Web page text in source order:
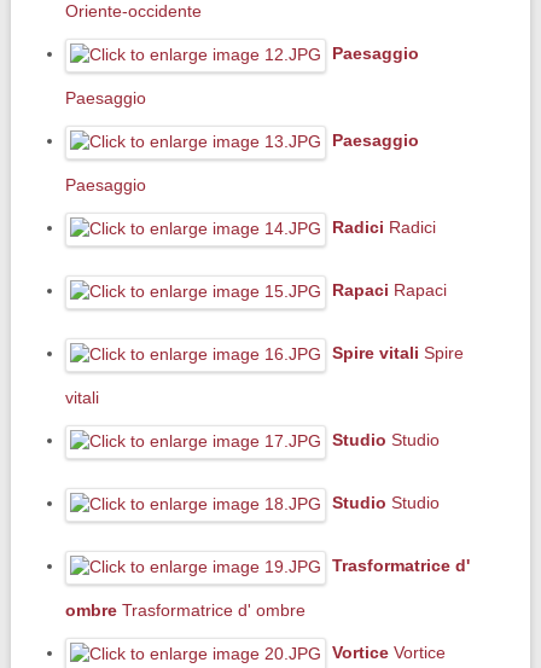
Oriente-occidente
Paesaggio
Paesaggio
Paesaggio
Paesaggio
Radici Radici
Rapaci Rapaci
Spire vitali Spire
vitali
Studio Studio
Studio Studio
Trasformatrice d'
ombre Trasformatrice d' ombre
Vortice Vortice